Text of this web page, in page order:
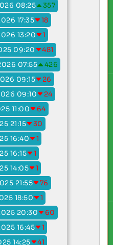
08:25
357
17:35
18
13:20
1
09:20
481
07:55
426
09:15
26
09:10
24
11:00
64
21:15
30
16:40
1
16:15
1
14:05
1
21:55
76
18:50
1
20:30
60
16:45
1
14:25
41